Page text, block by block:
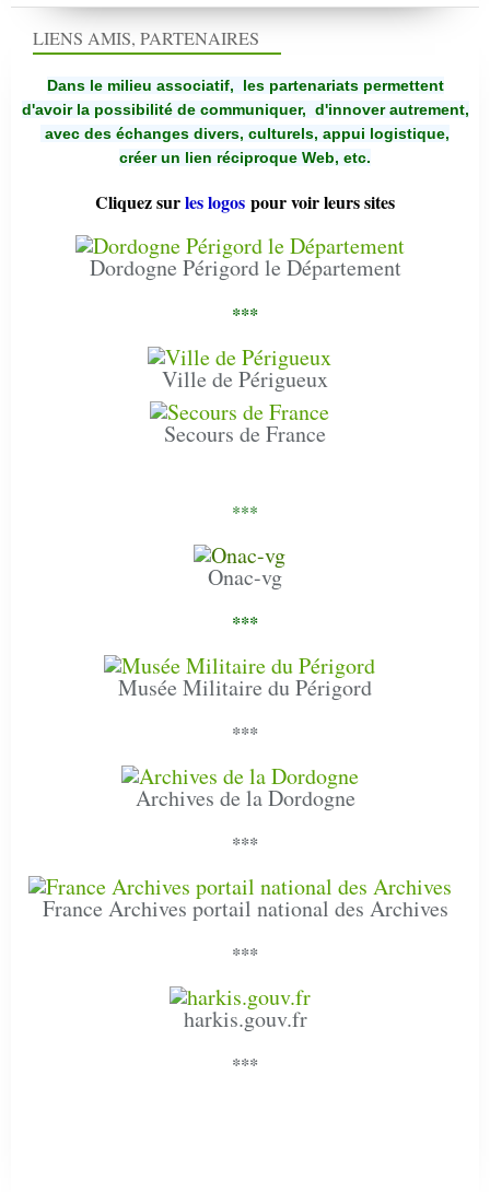
LIENS AMIS, PARTENAIRES
Dans le milieu associatif, les partenariats permettent
d'avoir la possibilité de communiquer, d'innover autrement,
avec des échanges divers, culturels, appui logistique,
créer un lien réciproque Web, etc.
Cliquez surles logos pour voir leurs sites
Dordogne Périgord le Département
***
Ville de Périgueux
Secours de France
***
Onac-vg
***
Musée Militaire du Périgord
***
Archives de la Dordogne
***
France Archives portail national des Archives
***
harkis.gouv.fr
***